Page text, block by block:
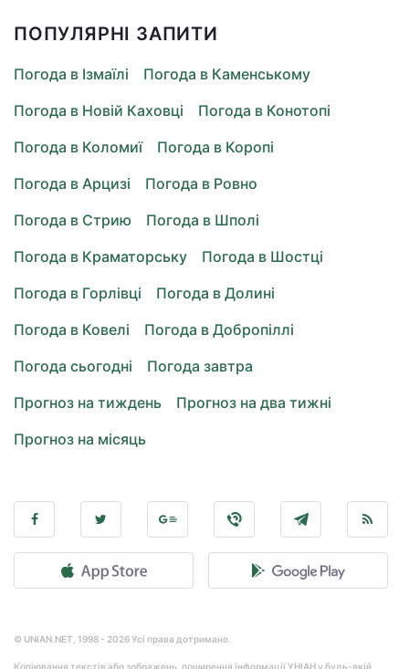
ПОПУЛЯРНІ ЗАПИТИ
Погода в Ізмаїлі
Погода в Каменському
Погода в Новій Каховці
Погода в Конотопі
Погода в Коломиї
Погода в Коропі
Погода в Арцизі
Погода в Ровно
Погода в Стрию
Погода в Шполі
Погода в Краматорську
Погода в Шостці
Погода в Горлівці
Погода в Долині
Погода в Ковелі
Погода в Добропіллі
Погода сьогодні
Погода завтра
Прогноз на тиждень
Прогноз на два тижні
Прогноз на місяць
© UNIAN.NET, 1998 - 2026 Усі права дотримано.
Копіювання текстів або зображень, поширення інформації УНІАН у будь-якій